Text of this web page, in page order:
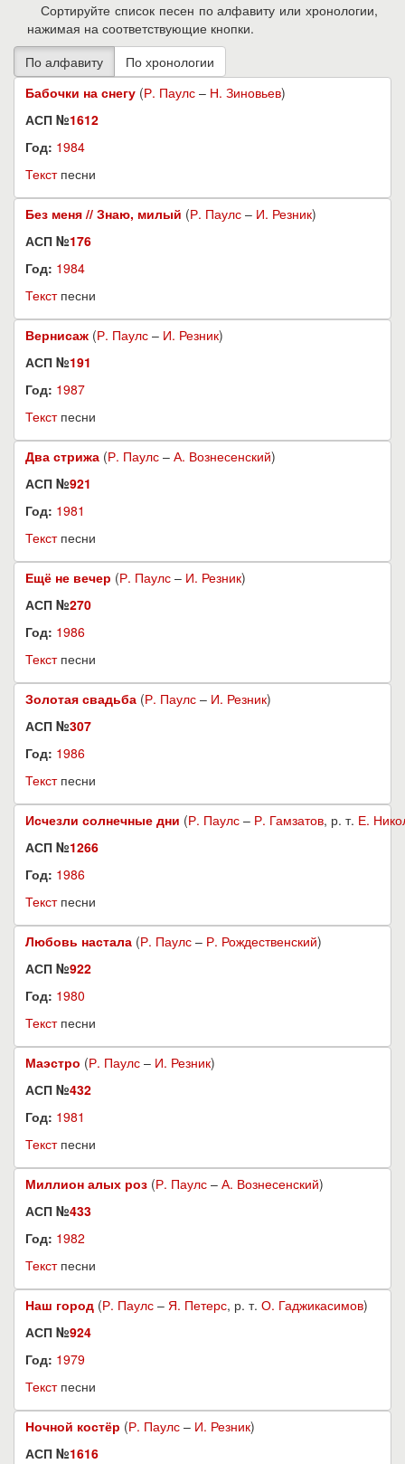
Сортируйте список песен по алфавиту или хронологии,
нажимая на соответствующие кнопки.
Бабочки на снегу (Р. Паулс – Н. Зиновьев)
АСП №1612
Год: 1984
Текстпесни
Без меня // Знаю, милый (Р. Паулс – И. Резник)
АСП №176
Год: 1984
Текстпесни
Вернисаж (Р. Паулс – И. Резник)
АСП №191
Год: 1987
Текстпесни
Два стрижа (Р. Паулс – А. Вознесенский)
АСП №921
Год: 1981
Текстпесни
Ещё не вечер (Р. Паулс – И. Резник)
АСП №270
Год: 1986
Текстпесни
Золотая свадьба (Р. Паулс – И. Резник)
АСП №307
Год: 1986
Текстпесни
Исчезли солнечные дни (Р. Паулс – Р. Гамзатов, р. т. Е.
АСП №1266
Год: 1986
Текстпесни
Любовь настала (Р. Паулс – Р. Рождественский)
АСП №922
Год: 1980
Текстпесни
Маэстро (Р. Паулс – И. Резник)
АСП №432
Год: 1981
Текстпесни
Миллион алых роз (Р. Паулс – А. Вознесенский)
АСП №433
Год: 1982
Текстпесни
Наш город (Р. Паулс – Я. Петерс, р. т. О. Гаджикасимов)
АСП №924
Год: 1979
Текстпесни
Ночной костёр (Р. Паулс – И. Резник)
АСП №1616